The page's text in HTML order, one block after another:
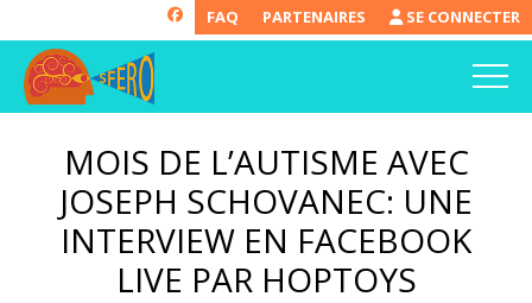
SE CONNECTER
PARTENAIRES
FAQ
MOIS DE L’AUTISME AVEC
JOSEPH SCHOVANEC: UNE
INTERVIEW EN FACEBOOK
LIVE PAR HOPTOYS